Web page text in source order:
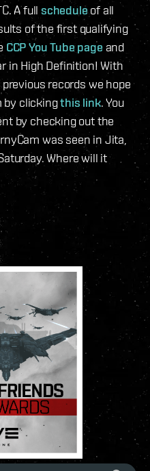
A full scheduleof all
of the first qualifying
CCP You Tube page and
in High Definition! With
records we hope
by clickingthis link. You
by checking out the
was seen in Jita,
Where will it